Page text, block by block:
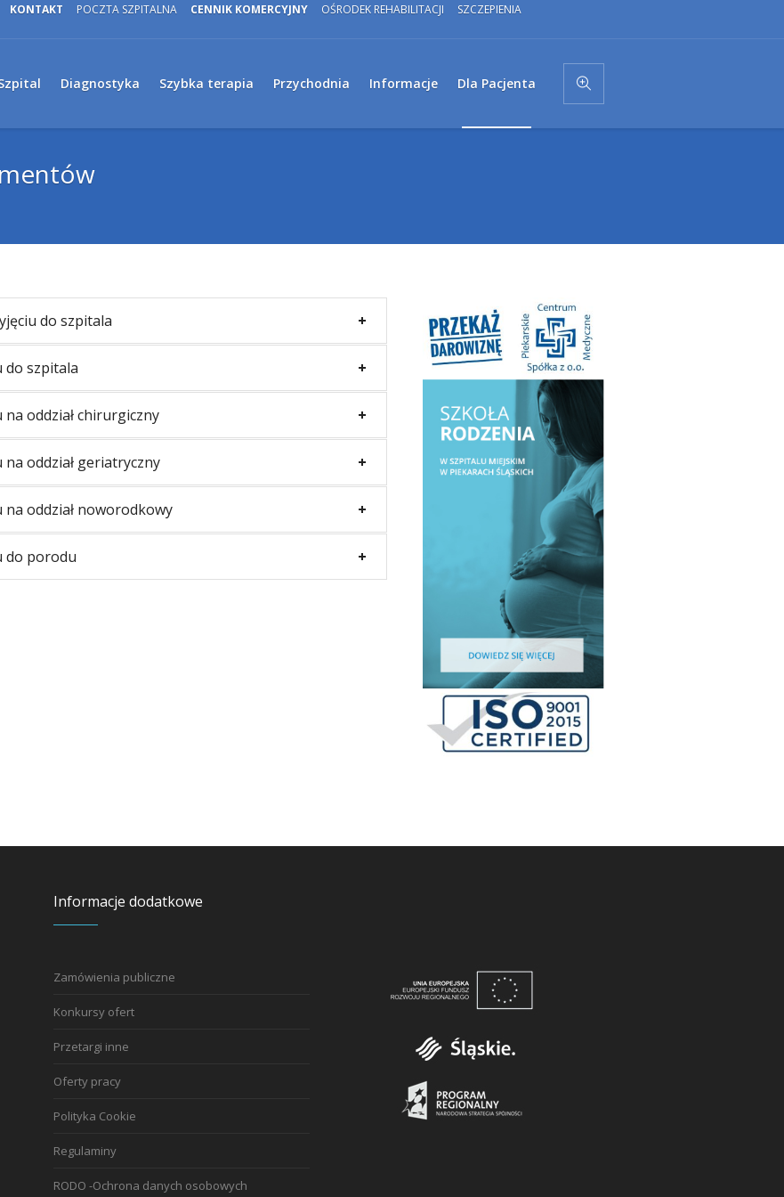
KONTAKT POCZTA SZPITALNA CENNIK KOMERCYJNY OŚRODEK REHABILITACJI
SZCZEPIENIA
Diagnostyka Szybka terapia Przychodnia Informacje Dla Pacjenta
do szpitala
do szpitala
oddział chirurgiczny
oddział geriatryczny
oddział noworodkowy
do porodu
Informacje dodatkowe
Zamówienia publiczne
Konkursy ofert
Przetargi inne
Oferty pracy
Polityka Cookie
Regulaminy
RODO -Ochrona danych osobowych